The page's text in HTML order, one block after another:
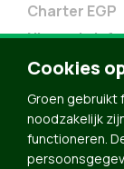
Charter EGP
Nieuwsbrief
Doe Mee
Contact
Groen in je
Meldpunt
Cookies
Groen gebruikt
noodzakelijk
functioneren.